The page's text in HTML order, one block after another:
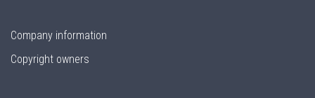
Company information
Copyright owners